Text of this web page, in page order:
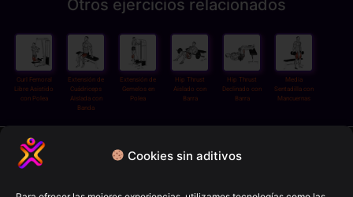
Cookies sin aditivos
Otros ejercicios relacionados
Curl Femoral
Libre Asistido
con Polea
Extensión de
Cuádriceps
Aislada con
Banda
Extensión de
Gemelos en
Polea
Hip Thrust
Aislado con
Barra
Hip Thrust
Declinado con
Barra
Media
Sentadilla con
Mancuernas